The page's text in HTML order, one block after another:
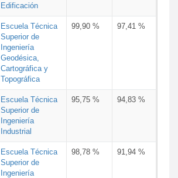
Edificación
Escuela Técnica
Superior de
Ingeniería
Geodésica,
Cartográfica y
Topográfica
99,90 % 97,41 %
Escuela Técnica
Superior de
Ingeniería
Industrial
95,75 % 94,83 %
Escuela Técnica
Superior de
Ingeniería
98,78 % 91,94 %